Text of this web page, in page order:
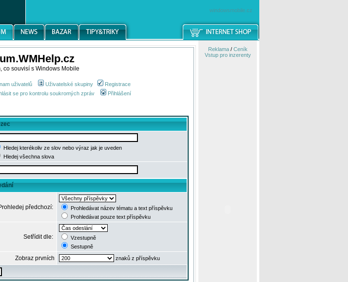
windowsmobile.cz
co souvisí s Windows Mobile
uživatelů Uživatelské skupiny
Registrace
se pro kontrolu soukromých zpráv Přihlášení
Hledej kterékoliv ze slov nebo výraz jak je uveden
Hledej všechna slova
předchozí:
Prohledávat název tématu a text příspěvku
Prohledávat pouze text příspěvku
Setřídit dle:
Vzestupně
Sestupně
Zobraz prvních znaků z příspěvku
Reklama/ Ceník
Vstup pro inzerenty